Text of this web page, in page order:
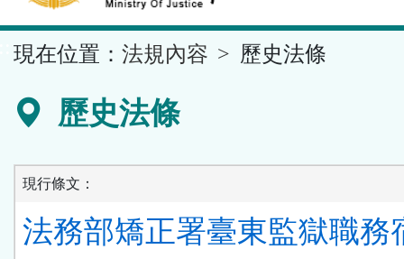
內
容
區
現在位置： 法規內容 歷史法條
歷史法條
現行條文：
法務部矯正署臺東監獄職務